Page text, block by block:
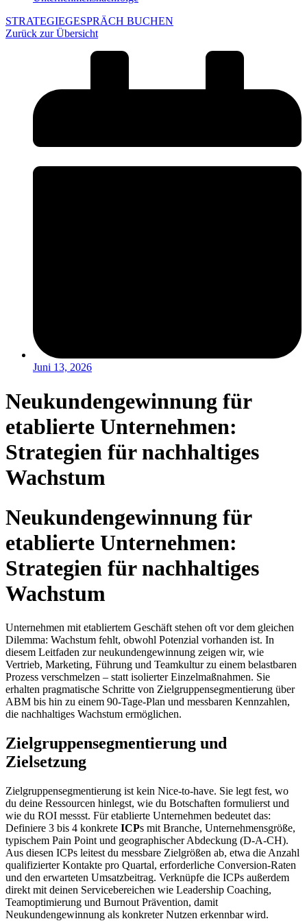
STRATEGIEGESPRÄCH BUCHEN
Zurück zur Übersicht
Juni 13, 2026
Neukundengewinnung für
etablierte Unternehmen:
Strategien für nachhaltiges
Wachstum
Neukundengewinnung für
etablierte Unternehmen:
Strategien für nachhaltiges
Wachstum
Unternehmen mit etabliertem Geschäft stehen oft vor dem gleichen
Dilemma: Wachstum fehlt, obwohl Potenzial vorhanden ist. In
diesem Leitfaden zur neukundengewinnung zeigen wir, wie
Vertrieb, Marketing, Führung und Teamkultur zu einem belastbaren
Prozess verschmelzen – statt isolierter Einzelmaßnahmen. Sie
erhalten pragmatische Schritte von Zielgruppensegmentierung über
ABM bis hin zu einem 90-Tage-Plan und messbaren Kennzahlen,
die nachhaltiges Wachstum ermöglichen.
Zielgruppensegmentierung und
Zielsetzung
Zielgruppensegmentierung ist kein Nice-to-have. Sie legt fest, wo
du deine Ressourcen hinlegst, wie du Botschaften formulierst und
wie du ROI messst. Für etablierte Unternehmen bedeutet das:
Definiere 3 bis 4 konkrete ICPs mit Branche, Unternehmensgröße,
typischem Pain Point und geographischer Abdeckung (D-A-CH).
Aus diesen ICPs leitest du messbare Zielgrößen ab, etwa die Anzahl
qualifizierter Kontakte pro Quartal, erforderliche Conversion-Raten
und den erwarteten Umsatzbeitrag. Verknüpfe die ICPs außerdem
direkt mit deinen Servicebereichen wie Leadership Coaching,
Teamoptimierung und Burnout Prävention, damit
Neukundengewinnung als konkreter Nutzen erkennbar wird.